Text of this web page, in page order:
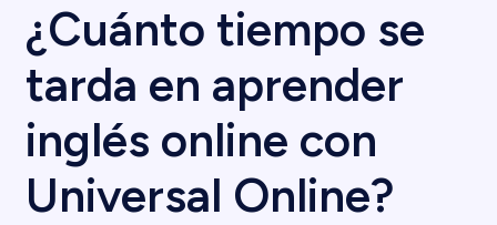
¿Cuánto tiempo se
tarda en aprender
inglés online con
Universal Online?